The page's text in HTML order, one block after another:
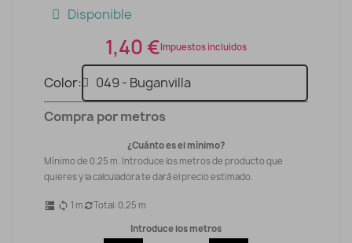
Disponible
1,40 €Impuestos incluidos
Color
Compra por metros
¿Cuánto es el mínimo?
Mínimo de 0.25 m. Introduce los metros de producto que
quieres y la calculadora te dará el precio estimado.
dns sync 1 m Total: 0.25 m
Introduce los metros